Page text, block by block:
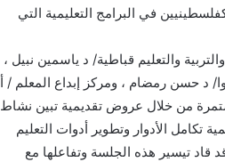
في البرامج التعليمية التي
والتعليم قباطية/ د ياسمين نبيل ،
د حسن رمضام ، ومركز إبداع المعلم / أ
من خلال عروض تقديمية تبين نشاط
الأدوار وتطوير أدوات التعليم
قاد تيسير هذه الجلسة وتفاعلها مع